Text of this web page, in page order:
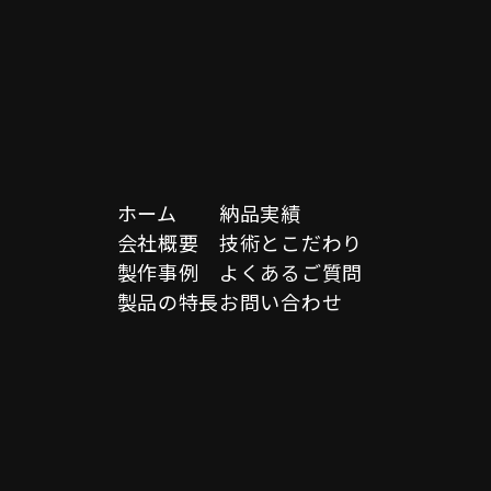
ホーム
会社概要
製作事例
製品の特長
納品実績
技術とこだわり
よくあるご質問
お問い合わせ